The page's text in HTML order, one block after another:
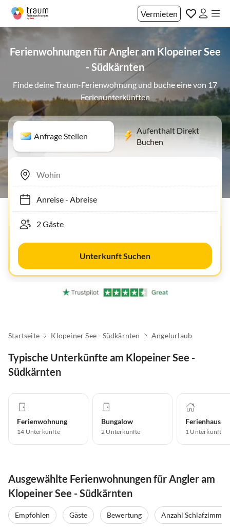
Vermieten
Ferienwohnungen für Angler am Klopeiner See
- Südkärnten
Finde deine Traum-Ferienwohnung und buche eine von 17
Ferienunterkünften
Anfrage Stellen
Aufenthalt Direkt
Buchen
Anreise- Abreise
Unterkunft Suchen
Startseite Klopeiner See - Südkärnten Angelurlaub
Typische Unterkünfte am Klopeiner See -
Südkärnten
Ferienwohnung
14 Unterkünfte
Bungalow
2 Unterkünfte
Ferienhaus
1 Unterkunft
Ausgewählte Ferienwohnungen für Angler am
Klopeiner See - Südkärnten
Empfohlen Gäste Bewertung
Anzahl Schlafzimmer